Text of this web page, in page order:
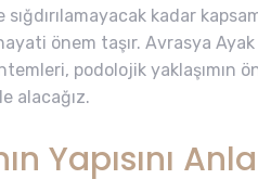
sığdırılamayacak kadar
önem taşır. Avrasya Ayak
podolojik yaklaşımın
alacağız.
Yapısını